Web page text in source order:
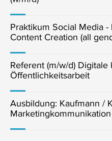
Praktikum Social Media
Content Creation (all
Referent (m/w/d)
Öffentlichkeitsarbeit
Ausbildung: Kaufmann /